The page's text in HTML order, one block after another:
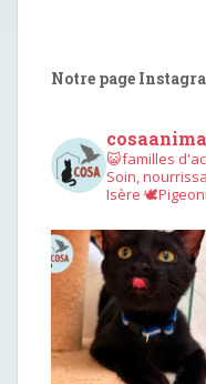
Notre page
😺familles
Soin,
Isère